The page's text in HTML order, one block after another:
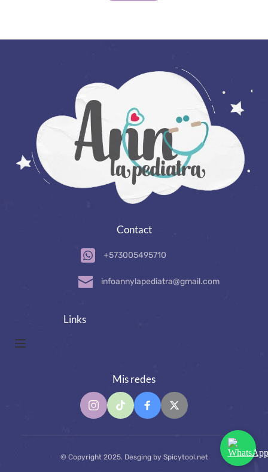
Contact
+573005495710
infoannylapediatra@gmail.com
Links
Mis redes
© Copyright 2025. Desging by Spicytool.net